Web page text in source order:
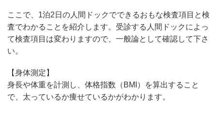
ここで、1泊2日の人間ドックでできるおもな検査項目と検
査でわかることを紹介します。受診する人間ドックによっ
て検査項目は変わりますので、一般論として確認して下さ
い。
【身体測定】
身長や体重を計測し、体格指数（BMI）を算出すること
で、太っているか痩せているかがわかります。